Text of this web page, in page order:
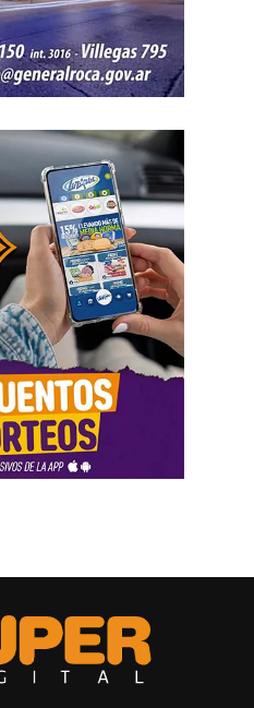
la comitiva provincial
internacionales y
para fortalecer vínculos que
y acceder a nuevas
para el crecimiento de
con un encuentro en la
Unidos, donde la
de consejeros que
las reuniones previstas con
entidades financieras. El